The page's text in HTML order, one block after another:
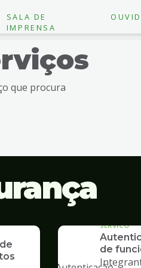
SALA DE
IMPRENSA
que procura
SERVICO
de